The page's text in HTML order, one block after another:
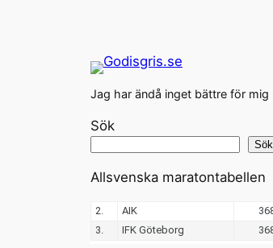
Jag har ändå inget bättre för mig
Sök
Sök
Allsvenska maratontabellen